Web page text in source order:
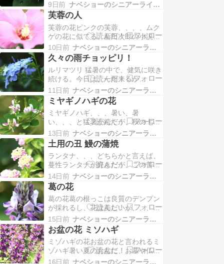
道なので涼しい。トンボ梅干しの土
用干し 二日目梅酢に浸し…
山道を歩いてて、いい香りだ
な、、、と上を見上げると、クサキ
の花でも、葉や茎は臭い匂いがする
ので、臭木（クサキ）と呼ばれる。
秋になると花後に青い実が生る。草
木染の染料として利用される。昨日
の午後、夕から夜中にかけて、雷…
9日前 ナベショーのシニアーライフP８０
芙蓉の人
芙蓉の花ピンクの芙蓉、、、、ムク
ゲの花に似てる。新田次郎の小説に
「芙蓉の人」というのがある。明治
２５年、真冬に富士山の頂上に滞在
し、気象予報を正確に把握するため
に、山頂の小屋で、気象観測をする
夫厳寒の山頂で死に直面する夫を救
出するために、冬の富士山に単身登
る妻感動的な夫婦愛の物語…
10日前 ナベショーのシニアーライフP８０
久々の雨チョッピリ！
ルリマツリ 猛暑の中で、健気に咲き
続ける。今日は、一雨来るか
も、、、、淡い期待でタンク山空に
は厚い雨雲、、、 昨日よりも、すこ
し涼しい感じ日中、時折雷の音が聞
こえたが、雨は降らず、、、、で
も、夕方やっと少しだが、雨がパラ
パラ、、、、幾日ぶりだろうか？カ
ラカラに乾燥した畑や庭、、、…
11日前 ナベショーのシニアーライフP８０
ミヤギノハギの花
ミヤギノハギ、、、暑い、暑
い、、、と猛暑が続くが、秋の七草
の萩が咲いてる。一昨日より昨日、
昨日より今日、、、、日々暑さが増
し加わる。今日は３５℃くらいにな
ったかも、、、タンク山からは霞が
かかって、景色は見えず、、、昨
日、ウナギの蒲焼を食べたが、余っ
てたタレで鰯の蒲焼鰯の蒲焼も美
味…
13日前 ナベショーのシニアーライフP８０
土用の丑 鰻の蒲焼
ランタナ、、、どちらかと言えば、
蔓性ランタナが好きだが、この普通
のランタナも元気いっぱいで、最近
は野生化して、いたるところで咲い
てるのを見かける。今日は、さらに
暑くなって、３５℃以上の酷暑日タ
ンク山の頂上からの視界は極めて悪
い。薄い雲、霞が覆って、ほとんど
見えない。藤枝市から贈ら…
14日前 ナベショーのシニアーライフP８０
葛の花
葛の花葛の根っこは良質のデンプン
が採れるし、花は美しいが、、、、
蔓は伸び放題、、、荒れ地や山を覆
ってしまう。今日も酷暑、、、朝、
タンク山へ行ったが、暑くて暑く
て、、、、汗びっしょり霞がかかっ
て、富士山は見えず、、、でも、方
角によっては、こんなに青空がでて
15日前 ナベショーのシニアーライフP８０
お盆の花 ミソハギ
ミゾハギの花お盆の花と言われるミ
ゾハギ暑い夏のお盆に、お墓や仏前
に供える花、、、、盆花と呼んで
16日前 ナベショーのシニアーライフP８０